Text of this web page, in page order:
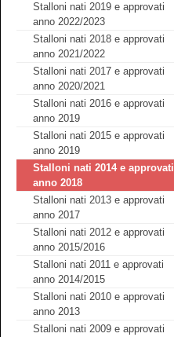
Stalloni nati 2019 e approvati
anno 2022/2023
Stalloni nati 2018 e approvati
anno 2021/2022
Stalloni nati 2017 e approvati
anno 2020/2021
Stalloni nati 2016 e approvati
anno 2019
Stalloni nati 2015 e approvati
anno 2019
Stalloni nati 2014 e approvati
anno 2018
Stalloni nati 2013 e approvati
anno 2017
Stalloni nati 2012 e approvati
anno 2015/2016
Stalloni nati 2011 e approvati
anno 2014/2015
Stalloni nati 2010 e approvati
anno 2013
Stalloni nati 2009 e approvati